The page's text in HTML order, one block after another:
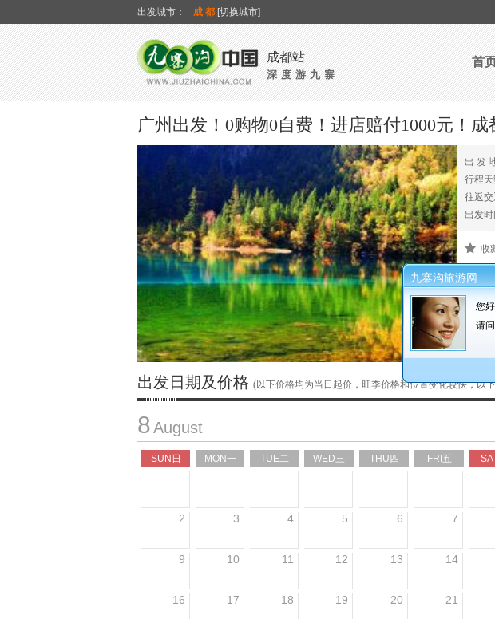
出发城市： 成都 [切换城市]
成都站
深度游九寨
首
广州出发！0购物0自费！进店赔付1000元！成
出 发
行程
往返
出发时
收
产品
出发日期及价格 (以下价格均为当日起价，旺季价格和位置变化较快，以
8August
SUN日 MON一 TUE二 WED三 THU四 FRI五
2 3 4 5 6 7
9 10 11 12 13 14
16 17 18 19 20 21
九寨沟旅游网
您
请